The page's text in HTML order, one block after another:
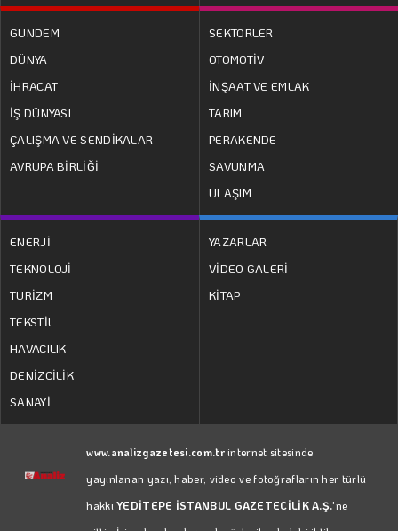
GÜNDEM
DÜNYA
İHRACAT
İŞ DÜNYASI
ÇALIŞMA VE SENDİKALAR
AVRUPA BİRLİĞİ
SEKTÖRLER
OTOMOTİV
İNŞAAT VE EMLAK
TARIM
PERAKENDE
SAVUNMA
ULAŞIM
ENERJİ
TEKNOLOJİ
TURİZM
TEKSTİL
HAVACILIK
DENİZCİLİK
SANAYİ
YAZARLAR
VİDEO GALERİ
KİTAP
www.analizgazetesi.com.trinternet sitesinde
yayınlanan yazı, haber, video ve fotoğrafların her türlü
hakkıYEDİTEPE İSTANBUL GAZETECİLİK A.Ş.'ne